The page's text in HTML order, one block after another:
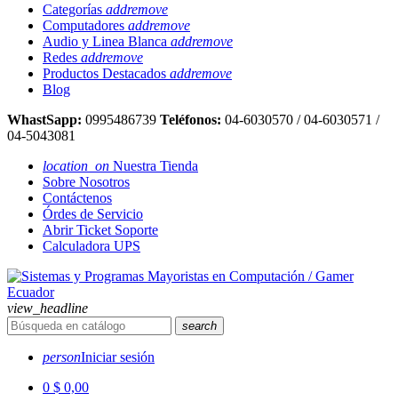
Categorías addremove
Computadores addremove
Audio y Linea Blanca addremove
Redes addremove
Productos Destacados addremove
Blog
WhastSapp: 0995486739 Teléfonos: 04-6030570 / 04-6030571 /
04-5043081
location_on Nuestra Tienda
Sobre Nosotros
Contáctenos
Órdes de Servicio
Abrir Ticket Soporte
Calculadora UPS
view_headline
search
personIniciar sesión
0 $ 0,00